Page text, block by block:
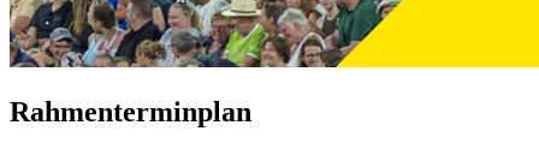
Rahmenterminplan